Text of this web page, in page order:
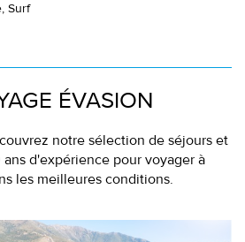
Surf
ÉVASION
notre sélection de séjours et
d'expérience pour voyager à
les meilleures conditions.